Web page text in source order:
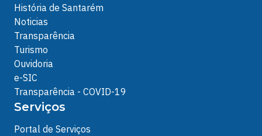
História de Santarém
Noticias
Transparência
Turismo
Ouvidoria
e-SIC
Transparência - COVID-19
Serviços
Portal de Serviços